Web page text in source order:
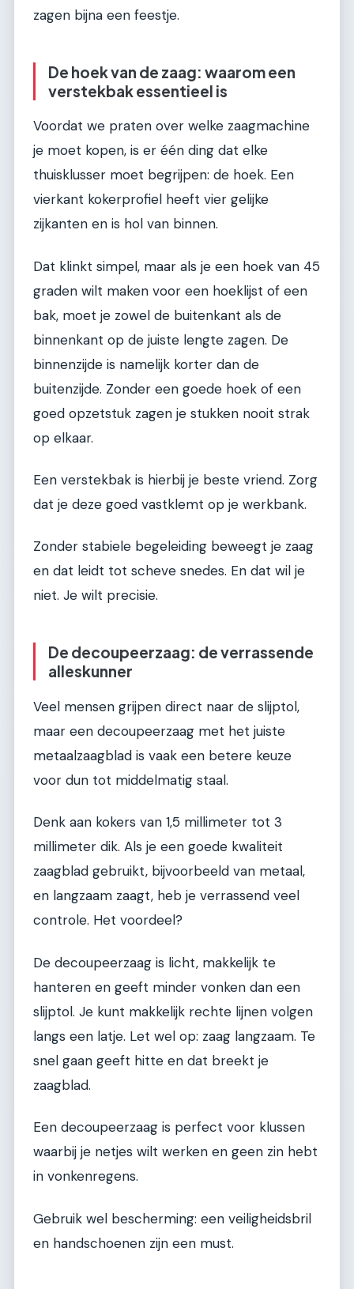
zagen bijna een feestje.
De hoek van de zaag: waarom een
verstekbak essentieel is
Voordat we praten over welke zaagmachine
je moet kopen, is er één ding dat elke
thuisklusser moet begrijpen: de hoek. Een
vierkant kokerprofiel heeft vier gelijke
zijkanten en is hol van binnen.
Dat klinkt simpel, maar als je een hoek van 45
graden wilt maken voor een hoeklijst of een
bak, moet je zowel de buitenkant als de
binnenkant op de juiste lengte zagen. De
binnenzijde is namelijk korter dan de
buitenzijde. Zonder een goede hoek of een
goed opzetstuk zagen je stukken nooit strak
op elkaar.
Een verstekbak is hierbij je beste vriend. Zorg
dat je deze goed vastklemt op je werkbank.
Zonder stabiele begeleiding beweegt je zaag
en dat leidt tot scheve snedes. En dat wil je
niet. Je wilt precisie.
De decoupeerzaag: de verrassende
alleskunner
Veel mensen grijpen direct naar de slijptol,
maar een decoupeerzaag met het juiste
metaalzaagblad is vaak een betere keuze
voor dun tot middelmatig staal.
Denk aan kokers van 1,5 millimeter tot 3
millimeter dik. Als je een goede kwaliteit
zaagblad gebruikt, bijvoorbeeld van metaal,
en langzaam zaagt, heb je verrassend veel
controle. Het voordeel?
De decoupeerzaag is licht, makkelijk te
hanteren en geeft minder vonken dan een
slijptol. Je kunt makkelijk rechte lijnen volgen
langs een latje. Let wel op: zaag langzaam. Te
snel gaan geeft hitte en dat breekt je
zaagblad.
Een decoupeerzaag is perfect voor klussen
waarbij je netjes wilt werken en geen zin hebt
in vonkenregens.
Gebruik wel bescherming: een veiligheidsbril
en handschoenen zijn een must.